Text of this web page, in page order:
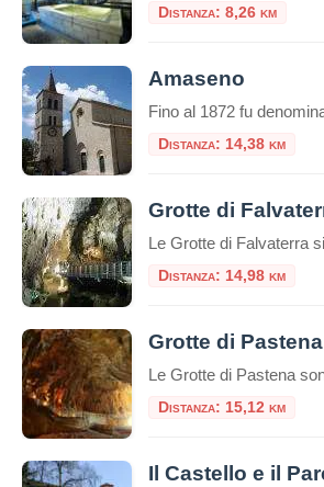
Distanza: 8,26 km
Amaseno
Distanza: 14,38 km
Distanza: 14,98 km
Grotte di Pastena
Distanza: 15,12 km